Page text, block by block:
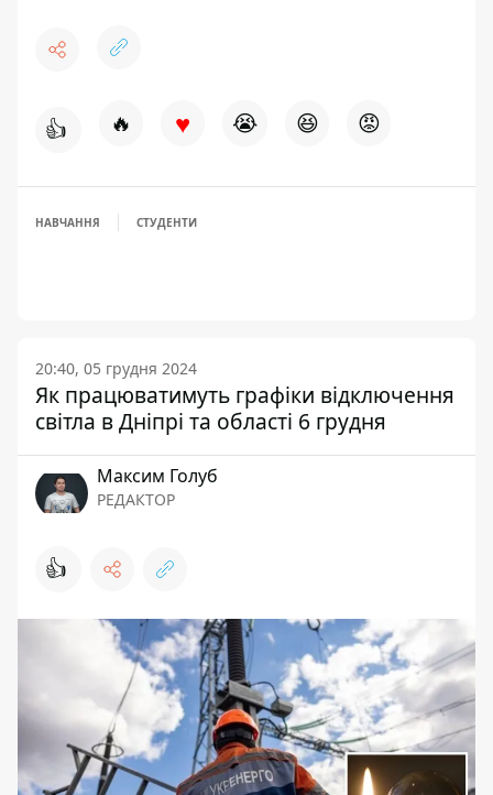
👍 🔥 ♥ 😭 😆 😡
НАВЧАННЯ СТУДЕНТИ
20:40, 05 грудня 2024
Як працюватимуть графіки відключення
світла в Дніпрі та області 6 грудня
Максим Голуб
РЕДАКТОР
👍